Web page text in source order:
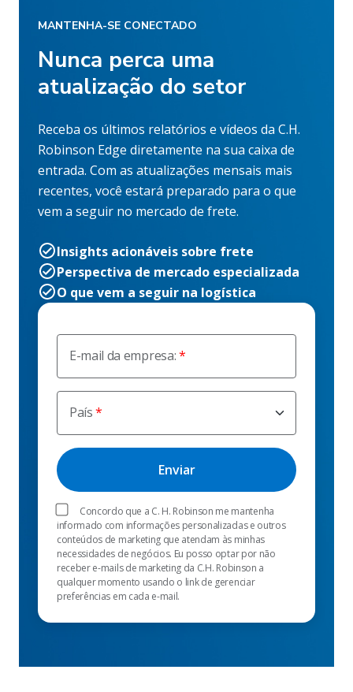
E-mail da empresa:
País
Concordo que a C. H. Robinson me mantenha
informado com informações personalizadas e outros
conteúdos de marketing que atendam às minhas
necessidades de negócios. Eu posso optar por não
receber e-mails de marketing da C.H. Robinson a
qualquer momento usando o link de gerenciar
preferências em cada e-mail.
MANTENHA-SE CONECTADO
Nunca perca uma
atualização do setor
Receba os últimos relatórios e vídeos da C.H.
Robinson Edge diretamente na sua caixa de
entrada. Com as atualizações mensais mais
recentes, você estará preparado para o que
vem a seguir no mercado de frete.
Insights acionáveis sobre frete
Perspectiva de mercado especializada
O que vem a seguir na logística